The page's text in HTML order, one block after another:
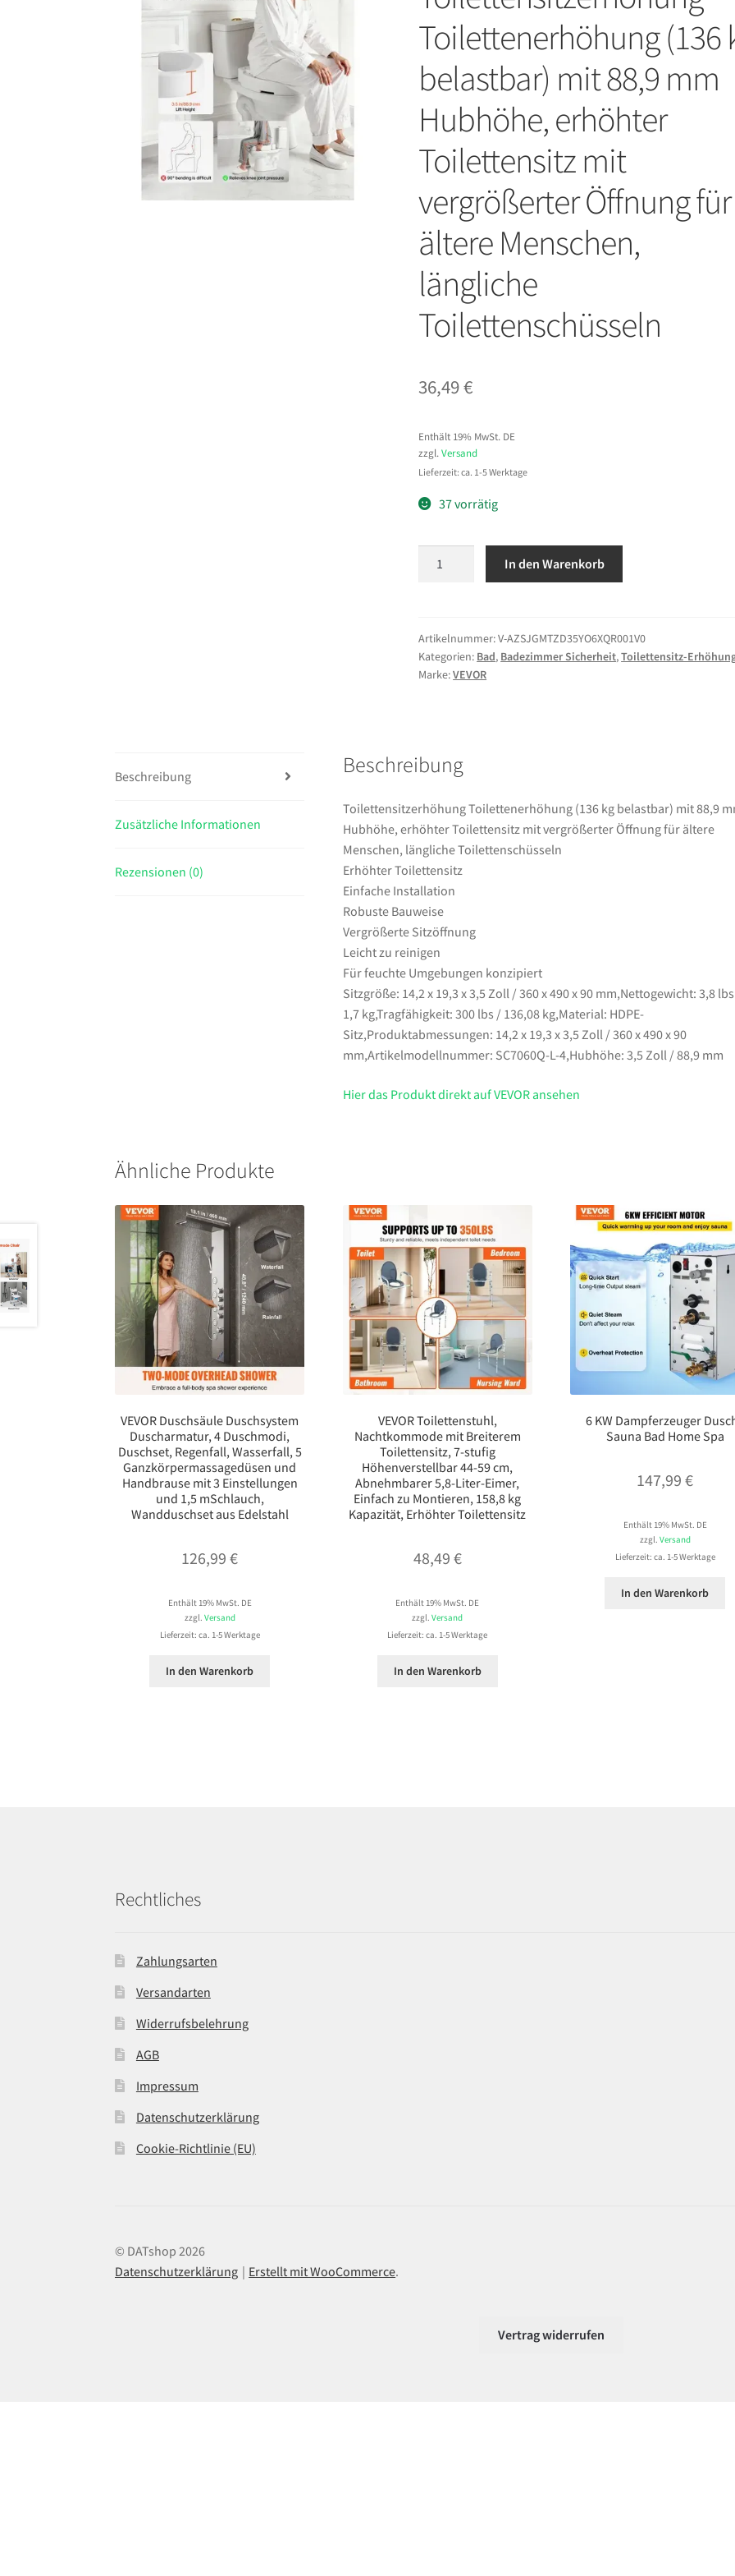
Toilettenerhöhung (136
belastbar) mit 88,9 mm
Hubhöhe, erhöhter
Toilettensitz mit
vergrößerter Öffnung für
ältere Menschen,
längliche
Toilettenschüsseln
36,49€
Enthält 19% MwSt. DE
zzgl.Versand
Lieferzeit: ca. 1-5 Werktage
37 vorrätig
kg
belastbar)
mit
erhöhter
Toilettensitz
mit
vergrößerter
Öffnung
für
ältere
Menschen,
längliche
Toilettenschüsseln
Menge
In den Warenkorb
Artikelnummer:V-AZSJGMTZD35YO6XQR001V0
Kategorien: Bad, Badezimmer Sicherheit,Toilettensitz-
Marke:VEVOR
Beschreibung
Zusätzliche Informationen
Rezensionen (0)
Beschreibung
Toilettensitzerhöhung Toilettenerhöhung (136 kg belastbar) mit 88,9
Hubhöhe, erhöhter Toilettensitz mit vergrößerter Öffnung für ältere
Menschen, längliche Toilettenschüsseln
Erhöhter Toilettensitz
Einfache Installation
Robuste Bauweise
Vergrößerte Sitzöffnung
Leicht zu reinigen
Für feuchte Umgebungen konzipiert
Sitzgröße: 14,2 x 19,3 x 3,5 Zoll / 360 x 490 x 90 mm,Nettogewicht: 3,8
1,7 kg,Tragfähigkeit: 300 lbs / 136,08 kg,Material: HDPE-
Sitz,Produktabmessungen: 14,2 x 19,3 x 3,5 Zoll / 360 x 490 x 90
mm,Artikelmodellnummer: SC7060Q-L-4,Hubhöhe: 3,5 Zoll / 88,9 mm
Hier das Produkt direkt auf VEVOR ansehen
Ähnliche Produkte
VEVOR Duschsäule Duschsystem
Duscharmatur, 4 Duschmodi,
Duschset, Regenfall, Wasserfall, 5
Ganzkörpermassagedüsen und
Handbrause mit 3 Einstellungen
und 1,5 mSchlauch,
Wandduschset aus Edelstahl
126,99€
Enthält 19% MwSt. DE
zzgl. Versand
Lieferzeit: ca. 1-5 Werktage
In den Warenkorb
VEVOR Toilettenstuhl,
Nachtkommode mit Breiterem
Toilettensitz, 7-stufig
Höhenverstellbar 44-59 cm,
Abnehmbarer 5,8-Liter-Eimer,
Einfach zu Montieren, 158,8 kg
Kapazität, Erhöhter Toilettensitz
48,49 €
Enthält 19% MwSt. DE
zzgl.Versand
Lieferzeit: ca. 1-5 Werktage
In den Warenkorb
6 KW Dampferzeuger
Sauna Bad Home Spa
147,99€
Enthält 19% MwSt. DE
zzgl. Versand
Lieferzeit: ca. 1-5 Werktage
In den Warenkorb
Rechtliches
Zahlungsarten
Versandarten
Widerrufsbelehrung
AGB
Impressum
Datenschutzerklärung
Cookie-Richtlinie (EU)
© DATshop 2026
Datenschutzerklärung
Erstellt mit WooCommerce.
Vertrag widerrufen